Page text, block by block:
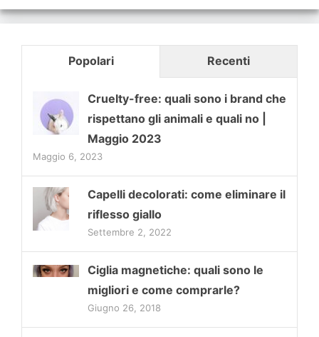
Popolari Recenti
Cruelty-free: quali sono i brand che
rispettano gli animali e quali no |
Maggio 2023
Maggio 6, 2023
Capelli decolorati: come eliminare il
riflesso giallo
Settembre 2, 2022
Ciglia magnetiche: quali sono le
migliori e come comprarle?
Giugno 26, 2018